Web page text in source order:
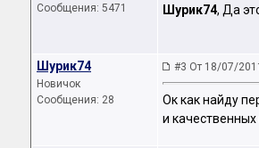
Сообщения: 5471
Шурик74, Да
Шурик74
Новичок
Сообщения: 28
#3 От 18/07/
Ок как найду
и